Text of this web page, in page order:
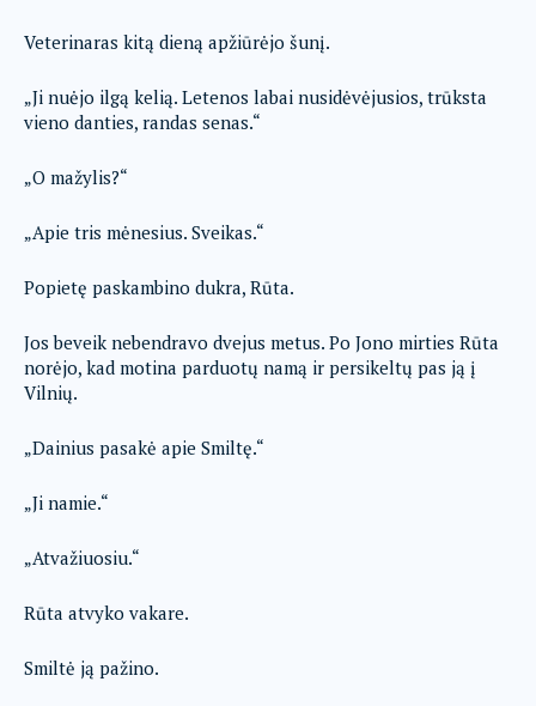
Veterinaras kitą dieną apžiūrėjo šunį.
„Ji nuėjo ilgą kelią. Letenos labai nusidėvėjusios, trūksta
vieno danties, randas senas.“
„O mažylis?“
„Apie tris mėnesius. Sveikas.“
Popietę paskambino dukra, Rūta.
Jos beveik nebendravo dvejus metus. Po Jono mirties Rūta
norėjo, kad motina parduotų namą ir persikeltų pas ją į
Vilnių.
„Dainius pasakė apie Smiltę.“
„Ji namie.“
„Atvažiuosiu.“
Rūta atvyko vakare.
Smiltė ją pažino.